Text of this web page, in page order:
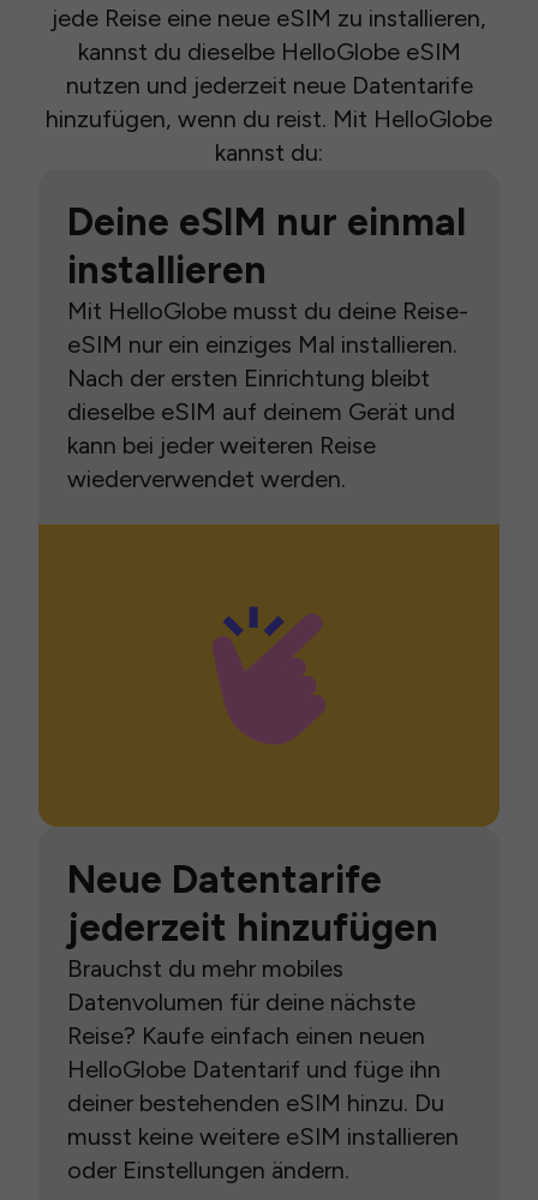
jede Reise eine neue eSIM zu installieren,
kannst du dieselbe HelloGlobe eSIM
nutzen und jederzeit neue Datentarife
hinzufügen, wenn du reist. Mit HelloGlobe
kannst du:
Deine eSIM nur einmal
installieren
Mit HelloGlobe musst du deine Reise-
eSIM nur ein einziges Mal installieren.
Nach der ersten Einrichtung bleibt
dieselbe eSIM auf deinem Gerät und
kann bei jeder weiteren Reise
wiederverwendet werden.
Neue Datentarife
jederzeit hinzufügen
Brauchst du mehr mobiles
Datenvolumen für deine nächste
Reise? Kaufe einfach einen neuen
HelloGlobe Datentarif und füge ihn
deiner bestehenden eSIM hinzu. Du
musst keine weitere eSIM installieren
oder Einstellungen ändern.